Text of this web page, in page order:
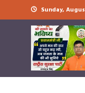
to
Sunday,